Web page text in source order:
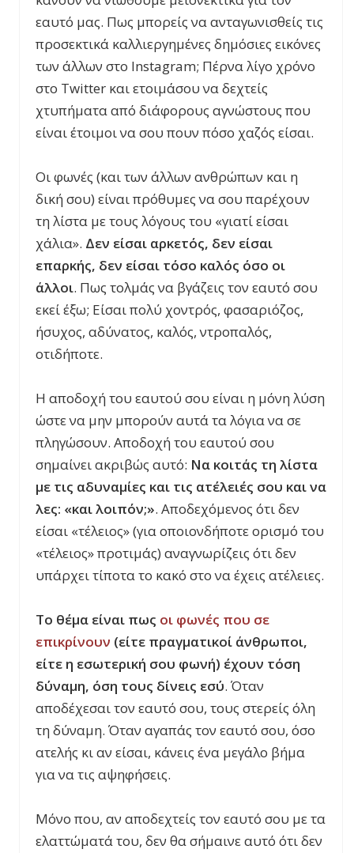
εαυτό μας. Πως μπορείς να ανταγωνισθείς τις
προσεκτικά καλλιεργημένες δημόσιες εικόνες
των άλλων στο Instagram; Πέρνα λίγο χρόνο
στο Twitter και ετοιμάσου να δεχτείς
χτυπήματα από διάφορους αγνώστους που
είναι έτοιμοι να σου πουν πόσο χαζός είσαι.
Οι φωνές (και των άλλων ανθρώπων και η
δική σου) είναι πρόθυμες να σου παρέχουν
τη λίστα με τους λόγους του «γιατί είσαι
χάλια». Δεν είσαι αρκετός, δεν είσαι
επαρκής, δεν είσαι τόσο καλός όσο οι
άλλοι. Πως τολμάς να βγάζεις τον εαυτό σου
εκεί έξω; Είσαι πολύ χοντρός, φασαριόζος,
ήσυχος, αδύνατος, καλός, ντροπαλός,
οτιδήποτε.
Η αποδοχή του εαυτού σου είναι η μόνη λύση
ώστε να μην μπορούν αυτά τα λόγια να σε
πληγώσουν. Αποδοχή του εαυτού σου
σημαίνει ακριβώς αυτό: Να κοιτάς τη λίστα
με τις αδυναμίες και τις ατέλειές σου και να
λες: «και λοιπόν;». Αποδεχόμενος ότι δεν
είσαι «τέλειος» (για οποιονδήποτε ορισμό του
«τέλειος» προτιμάς) αναγνωρίζεις ότι δεν
υπάρχει τίποτα το κακό στο να έχεις ατέλειες.
Το θέμα είναι πως οι φωνές που σε
επικρίνουν (είτε πραγματικοί άνθρωποι,
είτε η εσωτερική σου φωνή) έχουν τόση
δύναμη, όση τους δίνεις εσύ. Όταν
αποδέχεσαι τον εαυτό σου, τους στερείς όλη
τη δύναμη. Όταν αγαπάς τον εαυτό σου, όσο
ατελής κι αν είσαι, κάνεις ένα μεγάλο βήμα
για να τις αψηφήσεις.
Μόνο που, αν αποδεχτείς τον εαυτό σου με τα
ελαττώματά του, δεν θα σήμαινε αυτό ότι δεν